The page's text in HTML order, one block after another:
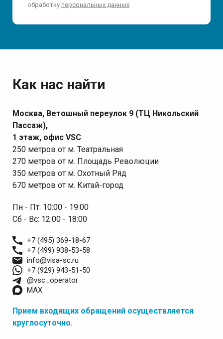
обработку персональных данных
Как нас найти
Москва, Ветошный переулок 9 (ТЦ Никольский
Пассаж),
1 этаж, офис VSC
250 метров от м. Театральная
270 метров от м. Площадь Революции
350 метров от м. Охотный Ряд
670 метров от м. Китай-город
Пн - Пт: 10:00 - 19:00
Сб - Вс: 12:00 - 18:00
+7 (495) 369-18-67
+7 (499) 938-53-58
info@visa-sc.ru
+7 (929) 943-51-50
@vsc_operator
MAX
Прием входящих обращений осуществляется
круглосуточно.